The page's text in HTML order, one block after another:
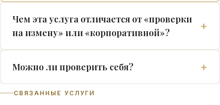
Чем эта услуга отличается от «проверки
на измену» или «корпоративной»?
Можно ли проверить себя?
СВЯЗАННЫЕ УСЛУГИ